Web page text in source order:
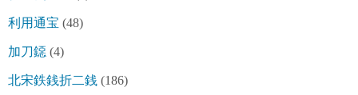
利用通宝 (48)
加刀鐚 (4)
北宋鉄銭折二銭 (186)